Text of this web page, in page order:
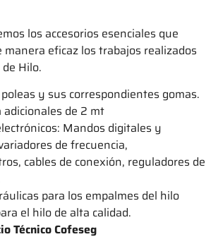
los accesorios esenciales que
eficaz los trabajos realizados
Hilo.
y sus correspondientes gomas.
adicionales de 2 mt
Mandos digitales y
de frecuencia,
cables de conexión, reguladores de
para los empalmes del hilo
el hilo de alta calidad.
Técnico Cofeseg